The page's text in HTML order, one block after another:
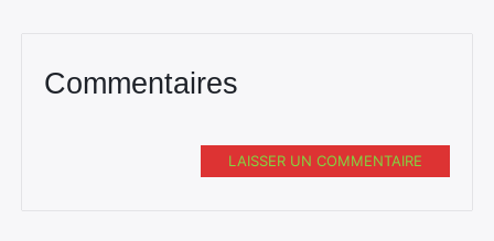
Commentaires
LAISSER UN COMMENTAIRE